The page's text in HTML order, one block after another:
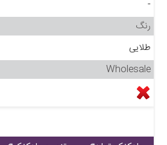
-
رنگ
طلایی
Wholesale